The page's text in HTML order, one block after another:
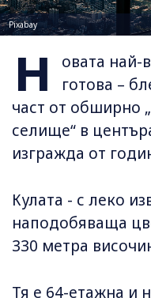
Pixabay
Н
овата най-
готова –
част от обширно
селище“ в
изгражда от
Кулата - с леко
наподобяваща
330 метра
Тя е 64-етажна и